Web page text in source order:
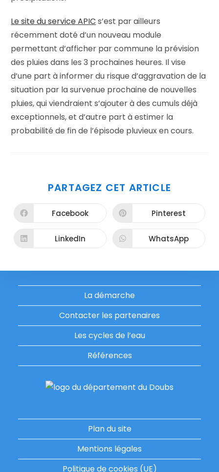
Le site du service APIC s’est par ailleurs
récemment doté d’un nouveau module
permettant d’afficher par commune la prévision
des pluies dans les 3 prochaines heures. Il vise
d’une part à informer du risque d’aggravation de la
situation par la survenue prochaine de nouvelles
pluies, qui viendraient s’ajouter à des cumuls déjà
exceptionnels, et d’autre part à estimer la
probabilité de fin de l’épisode pluvieux en cours.
PARTAGEZ CET ARTICLE
Ouvrir
autre
fenêtre
Facebook Ouvrir
autre
fenêtre
Pinterest
Ouvrir
fenêtre
LinkedIn Ouvrir
fenêtre
WhatsApp
La démarche
Contacter les partenaires
Les cycles de l’eau
Références
Plan du site
Mentions légales
Politique de cookies (UE)